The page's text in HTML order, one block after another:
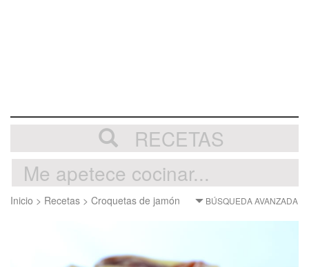
RECETAS
Inicio > Recetas > Croquetas de jamón BÚSQUEDA AVANZADA